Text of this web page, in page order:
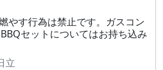
やす行為は禁止です。ガスコン
セットについてはお持ち込み
立